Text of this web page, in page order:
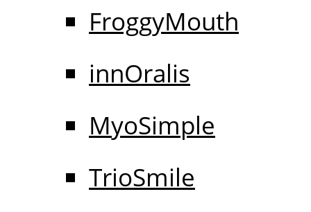
FroggyMouth
innOralis
MyoSimple
TrioSmile